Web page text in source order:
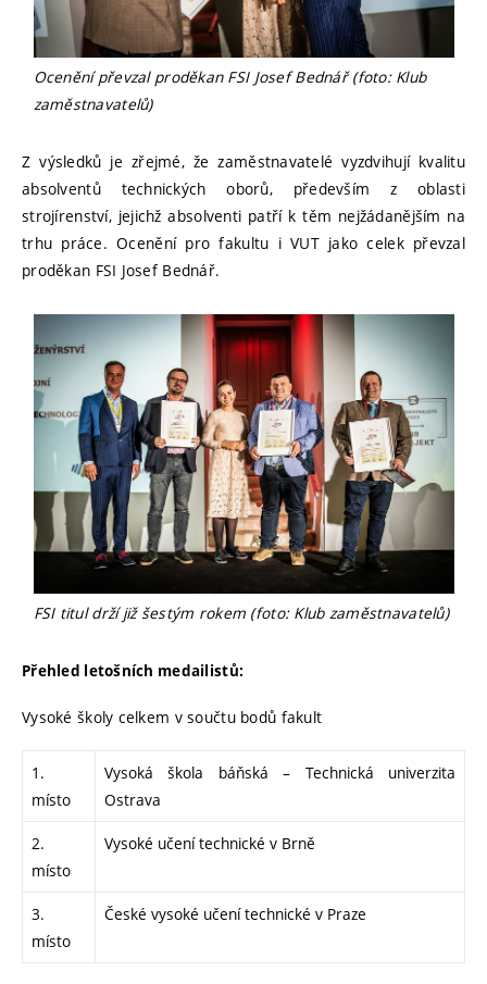
Ocenění převzal proděkan FSI Josef Bednář (foto: Klub
zaměstnavatelů)
Z výsledků je zřejmé, že zaměstnavatelé vyzdvihují kvalitu
absolventů technických oborů, především z oblasti
strojírenství, jejichž absolventi patří k těm nejžádanějším na
trhu práce. Ocenění pro fakultu i VUT jako celek převzal
proděkan FSI Josef Bednář.
FSI titul drží již šestým rokem (foto: Klub zaměstnavatelů)
Přehled letošních medailistů:
Vysoké školy celkem v součtu bodů fakult
1.
místo
Vysoká škola báňská – Technická univerzita
Ostrava
2.
místo
Vysoké učení technické v Brně
3.
místo
České vysoké učení technické v Praze